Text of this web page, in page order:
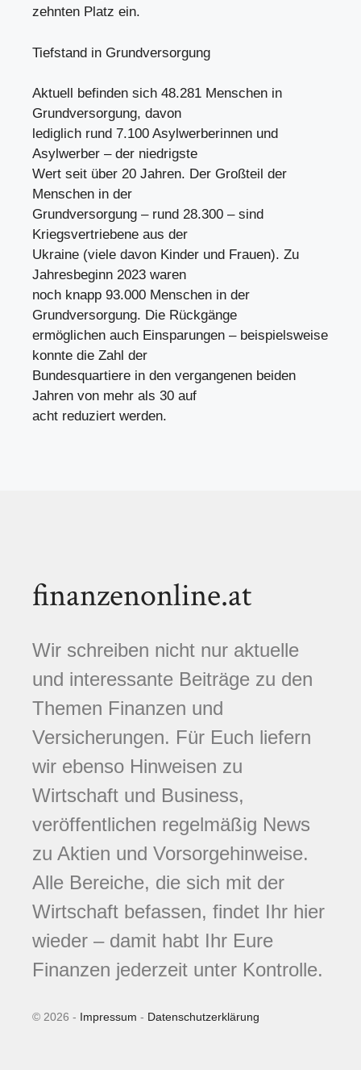
zehnten Platz ein.
Tiefstand in Grundversorgung
Aktuell befinden sich 48.281 Menschen in
Grundversorgung, davon
lediglich rund 7.100 Asylwerberinnen und
Asylwerber – der niedrigste
Wert seit über 20 Jahren. Der Großteil der
Menschen in der
Grundversorgung – rund 28.300 – sind
Kriegsvertriebene aus der
Ukraine (viele davon Kinder und Frauen). Zu
Jahresbeginn 2023 waren
noch knapp 93.000 Menschen in der
Grundversorgung. Die Rückgänge
ermöglichen auch Einsparungen – beispielsweise
konnte die Zahl der
Bundesquartiere in den vergangenen beiden
Jahren von mehr als 30 auf
acht reduziert werden.
finanzenonline.at
Wir schreiben nicht nur aktuelle
und interessante Beiträge zu den
Themen Finanzen und
Versicherungen. Für Euch liefern
wir ebenso Hinweisen zu
Wirtschaft und Business,
veröffentlichen regelmäßig News
zu Aktien und Vorsorgehinweise.
Alle Bereiche, die sich mit der
Wirtschaft befassen, findet Ihr hier
wieder – damit habt Ihr Eure
Finanzen jederzeit unter Kontrolle.
© 2026 - Impressum - Datenschutzerklärung